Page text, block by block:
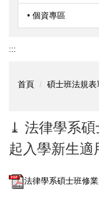
• 個資專區
:::
首頁 碩士班法規表
⤓ 法律學系碩
起入學新生適
法律學系碩士班修